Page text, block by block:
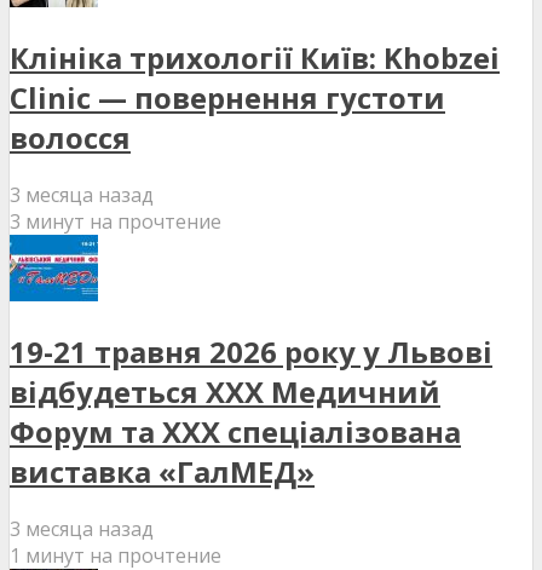
Клініка трихології Київ: Khobzei
Clinic — повернення густоти
волосся
3 месяца назад
3 минут на прочтение
19-21 травня 2026 року у Львові
відбудеться XXX Медичний
Форум та XXX спеціалізована
виставка «ГалМЕД»
3 месяца назад
1 минут на прочтение